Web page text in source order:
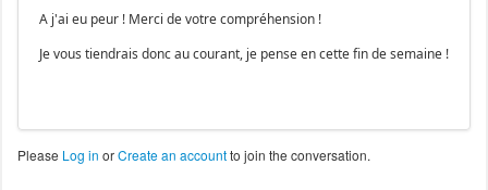
A j'ai eu peur ! Merci de votre compréhension !
Je vous tiendrais donc au courant, je pense en cette fin de semaine !
Please Log in orCreate an accountto join the conversation.